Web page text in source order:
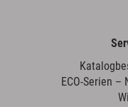
ECO-Serien